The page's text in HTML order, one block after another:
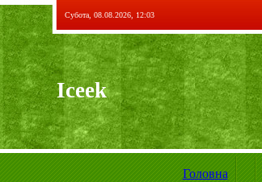
Субота, 08.08.2026, 12:03
Iceek
Головна